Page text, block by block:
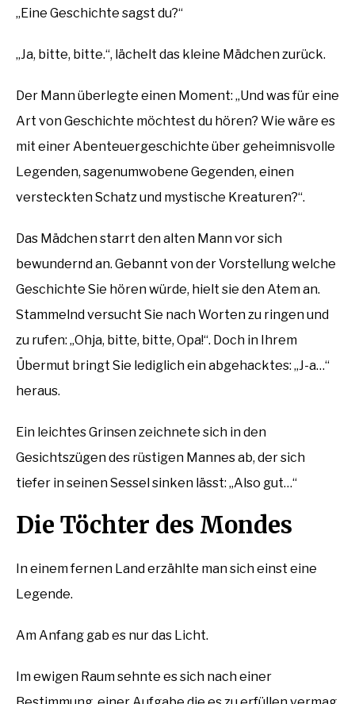
„Eine Geschichte sagst du?“
„Ja, bitte, bitte.“, lächelt das kleine Mädchen zurück.
Der Mann überlegte einen Moment: „Und was für eine
Art von Geschichte möchtest du hören? Wie wäre es
mit einer Abenteuergeschichte über geheimnisvolle
Legenden, sagenumwobene Gegenden, einen
versteckten Schatz und mystische Kreaturen?“.
Das Mädchen starrt den alten Mann vor sich
bewundernd an. Gebannt von der Vorstellung welche
Geschichte Sie hören würde, hielt sie den Atem an.
Stammelnd versucht Sie nach Worten zu ringen und
zu rufen: „Ohja, bitte, bitte, Opa!“. Doch in Ihrem
Übermut bringt Sie lediglich ein abgehacktes: „J-a…“
heraus.
Ein leichtes Grinsen zeichnete sich in den
Gesichtszügen des rüstigen Mannes ab, der sich
tiefer in seinen Sessel sinken lässt: „Also gut…“
Die Töchter des Mondes
In einem fernen Land erzählte man sich einst eine
Legende.
Am Anfang gab es nur das Licht.
Im ewigen Raum sehnte es sich nach einer